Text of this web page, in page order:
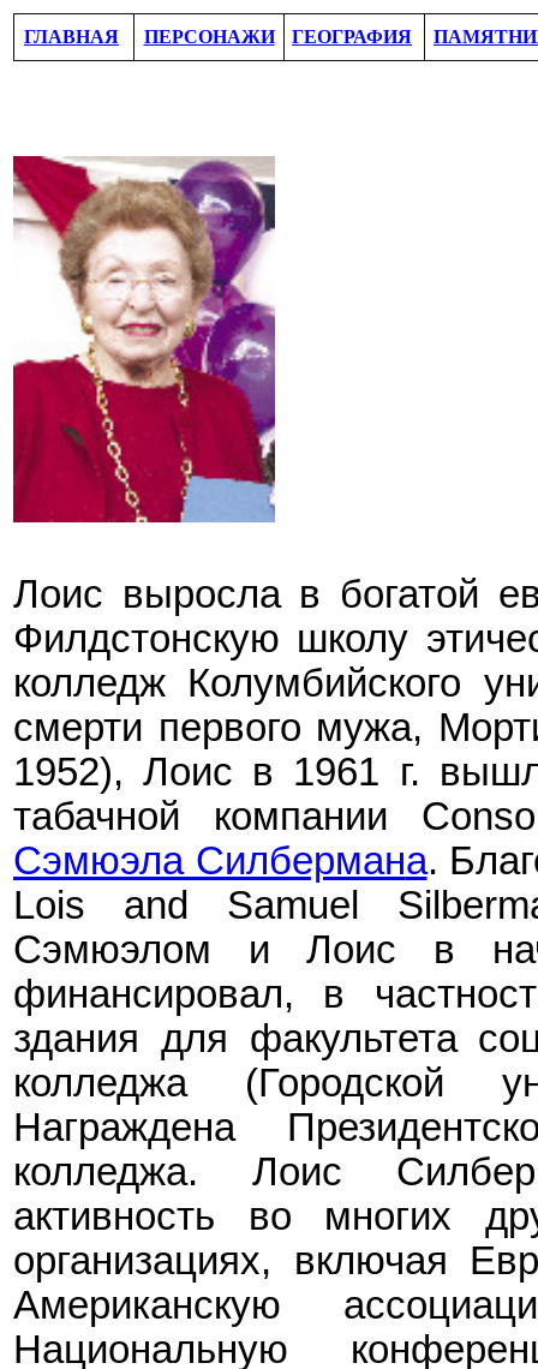
ГЛАВНАЯ ПЕРСОНАЖИ ГЕОГРАФИЯ
Лоис выросла в богатой
Филдстонскую школу
колледж Колумбийского
смерти первого мужа,
1952), Лоис в 1961 г.
табачной компании
СэмюэлаСилбермана.
Lois and Samuel
Сэмюэлом и Лоис в
финансировал, в
здания для факультета
колледжа (Городской
Награждена
колледжа. Лоис
активность во многих
организациях, включая
Американскую
Национальную